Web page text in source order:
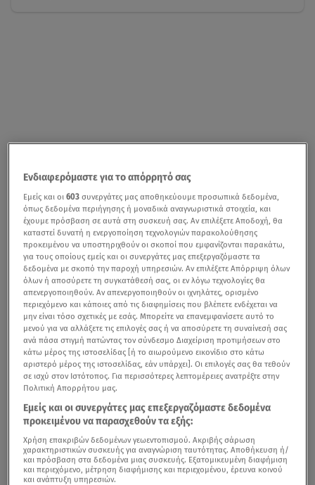
Ενδιαφερόμαστε για το απόρρητό σας
Εμείς και οι603 συνεργάτες μας αποθηκεύουμε προσωπικά δεδομένα,
όπως δεδομένα περιήγησης ή μοναδικά αναγνωριστικά στοιχεία, και
έχουμε πρόσβαση σε αυτά στη συσκευή σας. Αν επιλέξετε Αποδοχή, θα
καταστεί δυνατή η ενεργοποίηση τεχνολογιών παρακολούθησης
προκειμένου να υποστηριχθούν οι σκοποί που εμφανίζονται παρακάτω,
για τους οποίους εμείς και οι συνεργάτες μας επεξεργαζόμαστε τα
δεδομένα με σκοπό την παροχή υπηρεσιών. Αν επιλέξετε Απόρριψη όλων
όλων ή αποσύρετε τη συγκατάθεσή σας, οι εν λόγω τεχνολογίες θα
απενεργοποιηθούν. Αν απενεργοποιηθούν οι ιχνηλάτες, ορισμένο
περιεχόμενο και κάποιες από τις διαφημίσεις που βλέπετε ενδέχεται να
μην είναι τόσο σχετικές με εσάς. Μπορείτε να επανεμφανίσετε αυτό το
μενού για να αλλάξετε τις επιλογές σας ή να αποσύρετε τη συναίνεσή σας
ανά πάσα στιγμή πατώντας τον σύνδεσμο Διαχείριση προτιμήσεων στο
κάτω μέρος της ιστοσελίδας [ή το αιωρούμενο εικονίδιο στο κάτω
αριστερό μέρος της ιστοσελίδας, εάν υπάρχει]. Οι επιλογές σας θα τεθούν
σε ισχύ στον Ιστότοπος. Για περισσότερες λεπτομέρειες ανατρέξτε στην
Πολιτική Απορρήτου μας.
Εμείς και οι συνεργάτες μας επεξεργαζόμαστε δεδομένα
προκειμένου να παρασχεθούν τα εξής:
Χρήση επακριβών δεδομένων γεωεντοπισμού. Ακριβής σάρωση
χαρακτηριστικών συσκευής για αναγνώριση ταυτότητας. Αποθήκευση ή/
και πρόσβαση στα δεδομένα μιας συσκευής. Εξατομικευμένη διαφήμιση
και περιεχόμενο, μέτρηση διαφήμισης και περιεχομένου, έρευνα κοινού
και ανάπτυξη υπηρεσιών.